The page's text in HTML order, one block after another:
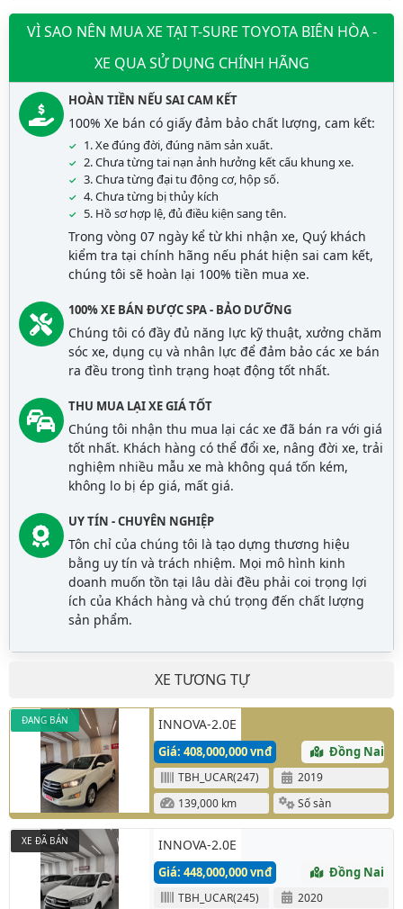
VÌ SAO NÊN MUA XE TẠI T-SURE TOYOTA BIÊN HÒA -
XE QUA SỬ DỤNG CHÍNH HÃNG
HOÀN TIỀN NẾU SAI CAM KẾT
100% Xe bán có giấy đảm bảo chất lượng, cam kết:
1. Xe đúng đời, đúng năm sản xuất.
2. Chưa từng tai nạn ảnh hưởng kết cấu khung xe.
3. Chưa từng đại tu động cơ, hộp số.
4. Chưa từng bị thủy kích
5. Hồ sơ hợp lệ, đủ điều kiện sang tên.
Trong vòng 07 ngày kể từ khi nhận xe, Quý khách
kiểm tra tại chính hãng nếu phát hiện sai cam kết,
chúng tôi sẽ hoàn lại 100% tiền mua xe.
100% XE BÁN ĐƯỢC SPA - BẢO DƯỠNG
Chúng tôi có đầy đủ năng lực kỹ thuật, xưởng chăm
sóc xe, dụng cụ và nhân lực để đảm bảo các xe bán
ra đều trong tình trạng hoạt động tốt nhất.
THU MUA LẠI XE GIÁ TỐT
Chúng tôi nhận thu mua lại các xe đã bán ra với giá
tốt nhất. Khách hàng có thể đổi xe, nâng đời xe, trải
nghiệm nhiều mẫu xe mà không quá tốn kém,
không lo bị ép giá, mất giá.
UY TÍN - CHUYÊN NGHIỆP
Tôn chỉ của chúng tôi là tạo dựng thương hiệu
bằng uy tín và trách nhiệm. Mọi mô hình kinh
doanh muốn tồn tại lâu dài đều phải coi trọng lợi
ích của Khách hàng và chú trọng đến chất lượng
sản phẩm.
XE TƯƠNG TỰ
INNOVA-2.0E
Giá: 408,000,000 vnđ Đồng Nai
TBH_UCAR(247)
2019
139,000 km
Số sàn
ĐANG BÁN
INNOVA-2.0E
Giá: 448,000,000 vnđ Đồng Nai
TBH_UCAR(245) 2020
XE ĐÃ BÁN